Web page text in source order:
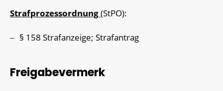
Strafprozessordnung(StPO):
§ 158 Strafanzeige; Strafantrag
Freigabevermerk